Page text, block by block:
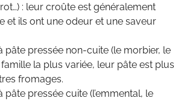
: leur croûte est généralement
et ils ont une odeur et une saveur
pâte pressée non-cuite (le morbier, le
famille la plus variée, leur pâte est plus
fromages.
pâte pressée cuite (l’emmental, le